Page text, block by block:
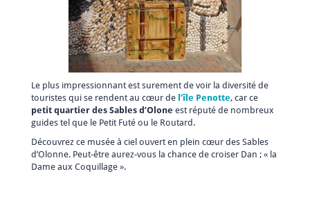
Le plus impressionnant est surement de voir la diversité de
touristes qui se rendent au cœur de l’île Penotte, car ce
petit quartier des Sables d’Olone est réputé de nombreux
guides tel que le Petit Futé ou le Routard.
Découvrez ce musée à ciel ouvert en plein cœur des Sables
d’Olonne. Peut-être aurez-vous la chance de croiser Dan ; « la
Dame aux Coquillage ».